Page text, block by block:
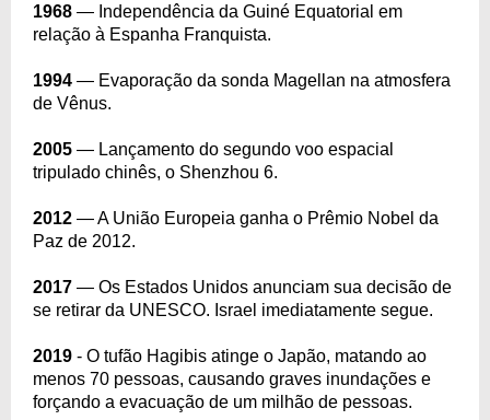
1968 — Independência da Guiné Equatorial em
relação à Espanha Franquista.
1994 — Evaporação da sonda Magellan na atmosfera
de Vênus.
2005 — Lançamento do segundo voo espacial
tripulado chinês, o Shenzhou 6.
2012 — A União Europeia ganha o Prêmio Nobel da
Paz de 2012.
2017 — Os Estados Unidos anunciam sua decisão de
se retirar da UNESCO. Israel imediatamente segue.
2019 - O tufão Hagibis atinge o Japão, matando ao
menos 70 pessoas, causando graves inundações e
forçando a evacuação de um milhão de pessoas.